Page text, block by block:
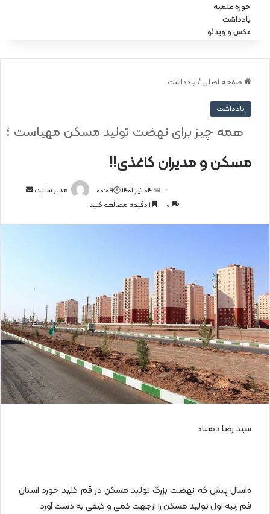
حوزه علمیه
یادداشت
عکس و ویدئو
صفحه اصلی / یادداشت
یادداشت
مسکن و مدیران کاغذی!!
همه چیز برای نهضت تولید مسکن مهیاست ؛
مدیر سایت
ل
📅 04 تیر 1401 🕙00:09
0
سید رضا دهناد
10سال پیش که نهضت بزرگ تولید مسکن در قم کلید خورد استان
قم رتبه اول تولید مسکن را ازجهت کمی و کیفی به دست آورد.